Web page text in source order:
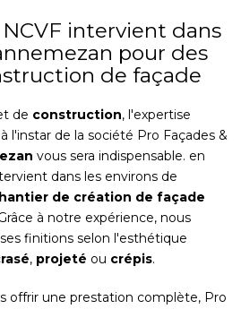
NCVF intervient dans
pour des
de façade
de construction, l'expertise
à l'instar de la société Pro Façades &
vous sera indispensable. en
dans les environs de
de création de façade
à notre expérience, nous
finitions selon l'esthétique
, projeté ou crépis.
offrir une prestation complète, Pro